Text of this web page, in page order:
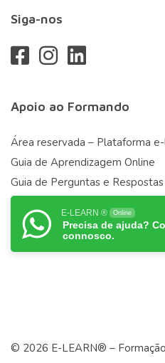
Siga-nos
Apoio ao Formando
Área reservada – Plataforma
Guia de Aprendizagem Online
Guia de Perguntas e Respostas
E-LEARN ® Online
Precisa de ajuda?
connosco.
© 2026 E-LEARN® –